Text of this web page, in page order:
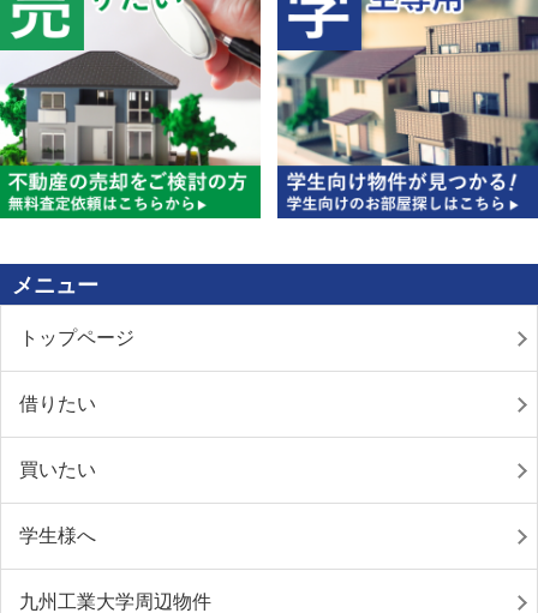
メニュー
トップページ
借りたい
買いたい
学生様へ
九州工業大学周辺物件